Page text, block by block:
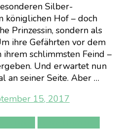
Silber-
königlichen Hof – doch
Prinzessin, sondern als
ihre Gefährten vor dem
ihrem schlimmsten Feind –
Und erwartet nun
an seiner Seite. Aber …
15, 2017